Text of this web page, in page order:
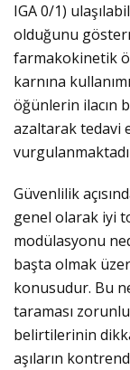
IGA 0/1)
olduğunu
farmakokinetik
karnına
öğünlerin ilacın
azaltarak tedavi
Güvenlilik
genel olarak iyi
modülasyonu
başta olmak
konusudur. Bu
taraması
belirtilerinin
aşıların